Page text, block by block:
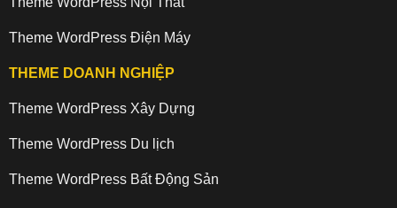
Theme WordPress Điện Máy
THEME DOANH NGHIỆP
Theme WordPress Xây Dựng
Theme WordPress Du lịch
Theme WordPress Bất Động Sản